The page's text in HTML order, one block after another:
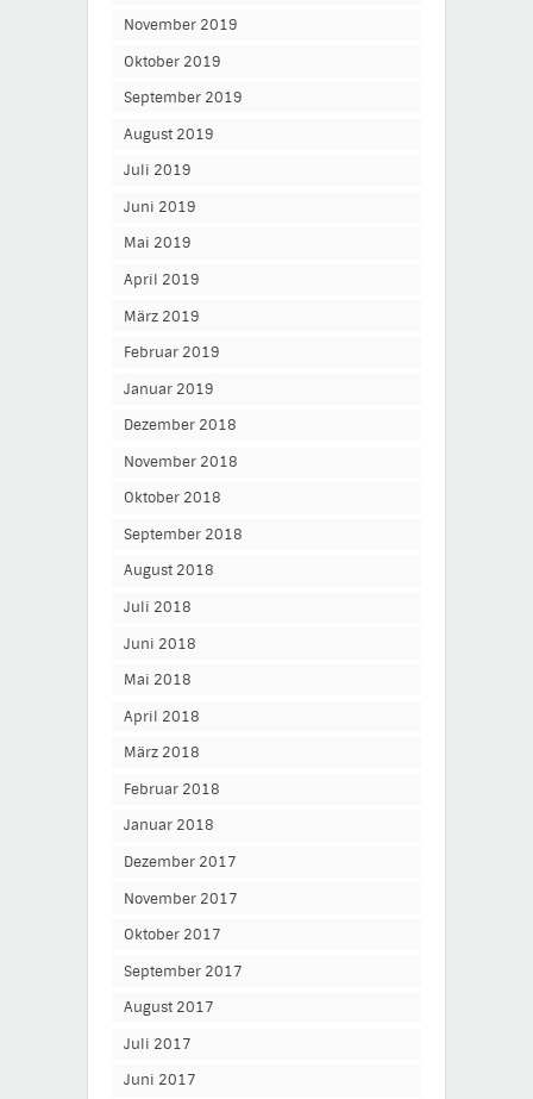
November 2019
Oktober 2019
September 2019
August 2019
Juli 2019
Juni 2019
Mai 2019
April 2019
März 2019
Februar 2019
Januar 2019
Dezember 2018
November 2018
Oktober 2018
September 2018
August 2018
Juli 2018
Juni 2018
Mai 2018
April 2018
März 2018
Februar 2018
Januar 2018
Dezember 2017
November 2017
Oktober 2017
September 2017
August 2017
Juli 2017
Juni 2017